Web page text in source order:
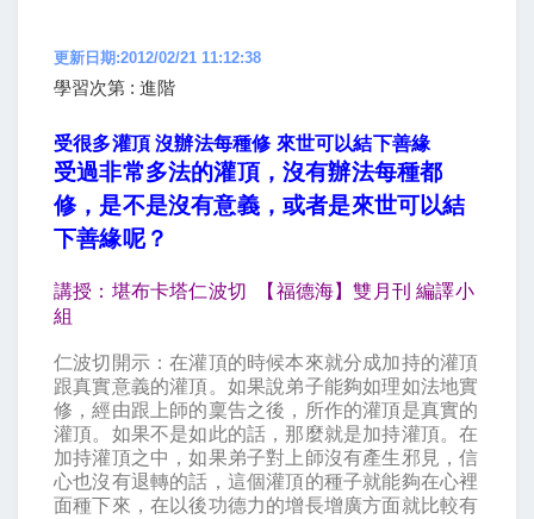
更新日期:2012/02/21 11:12:38
學習次第 : 進階
受很多灌頂 沒辦法每種修 來世可以結下善緣
受過非常多法的灌頂，沒有辦法每種都
修，是不是沒有意義，或者是來世可以結
下善緣呢？
講授：堪布卡塔仁波切 【福德海】雙月刊 編譯小
組
仁波切開示：在灌頂的時候本來就分成加持的灌頂
跟真實意義的灌頂。如果說弟子能夠如理如法地實
修，經由跟上師的稟告之後，所作的灌頂是真實的
灌頂。如果不是如此的話，那麼就是加持灌頂。在
加持灌頂之中，如果弟子對上師沒有產生邪見，信
心也沒有退轉的話，這個灌頂的種子就能夠在心裡
面種下來，在以後功德力的增長增廣方面就比較有